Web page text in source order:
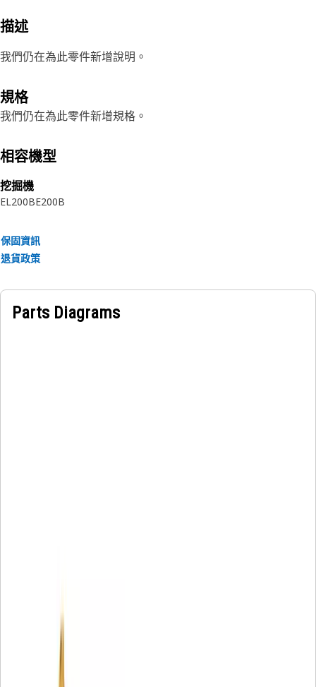
描述
我們仍在為此零件新增說明。
規格
我們仍在為此零件新增規格。
相容機型
挖掘機
EL200BE200B
保固資訊
退貨政策
Parts Diagrams